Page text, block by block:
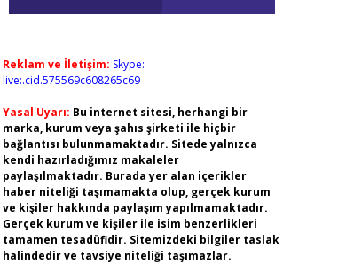
Reklam ve İletişim: Skype:
live:.cid.575569c608265c69
Yasal Uyarı: Bu internet sitesi, herhangi bir
marka, kurum veya şahıs şirketi ile hiçbir
bağlantısı bulunmamaktadır. Sitede yalnızca
kendi hazırladığımız makaleler
paylaşılmaktadır. Burada yer alan içerikler
haber niteliği taşımamakta olup, gerçek kurum
ve kişiler hakkında paylaşım yapılmamaktadır.
Gerçek kurum ve kişiler ile isim benzerlikleri
tamamen tesadüfidir. Sitemizdeki bilgiler taslak
halindedir ve tavsiye niteliği taşımazlar.